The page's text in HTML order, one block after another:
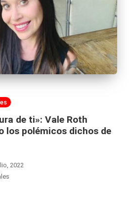
de ti»: Vale Roth
los polémicos dichos de
2022